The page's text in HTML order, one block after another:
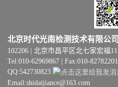
北京时代光南检测技术有限公司
102206 | 北京市昌平区北七家宏福
Tel:010-62969867 | Fax:010-82782201
QQ:542730823
Email:shidaijiance@163.com